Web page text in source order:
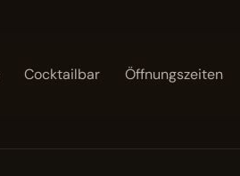
Cocktailbar Öffnungszeiten